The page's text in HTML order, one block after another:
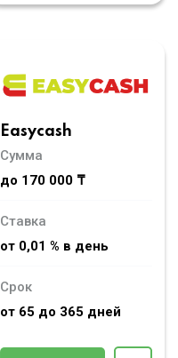
Easycash
Сумма
до 170 000 ₸
Ставка
от 0,01 % в день
Срок
от 65 до 365 дней